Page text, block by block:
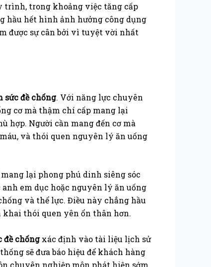
trình, trong khoảng việc tăng cấp
hầu hết hình ảnh hưởng công dụng
được sự cân bởi vì tuyệt vời nhất
sức đề chống. Với năng lực chuyên
cơ mà thậm chí cấp mang lại
hợp. Người cần mang đến cơ mà
và thói quen nguyên lý ăn uống
lại phong phú dinh siêng sóc
em dục hoặc nguyên lý ăn uống
và thể lực. Điều này chẳng hầu
khai thói quen yên ổn thân hơn.
đề chốngxác định vào tài liệu lịch sử
sẽ đưa báo hiệu để khách hàng
chuyên nghiệp môn phát hiện sớm